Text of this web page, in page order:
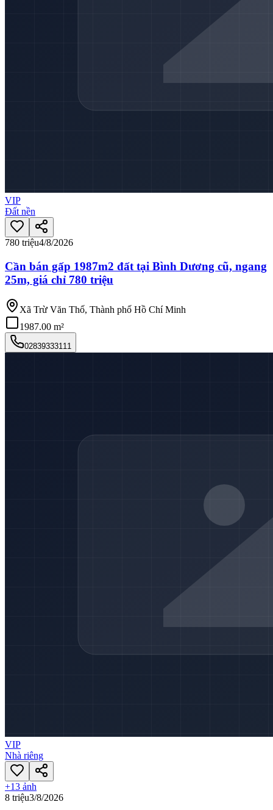
VIP
Đất nền
780 triệu4/8/2026
Cần bán gấp 1987m2 đất tại Bình Dương cũ, ngang
25m, giá chỉ 780 triệu
Xã Trừ Văn Thố, Thành phố Hồ Chí Minh
1987.00 m²
02839333111
VIP
Nhà riêng
+13 ảnh
8 triệu3/8/2026